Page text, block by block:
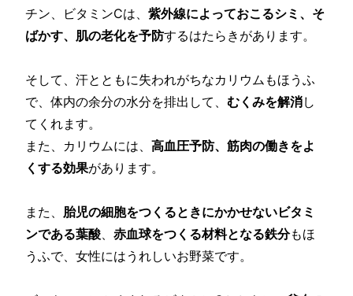
チン、ビタミンCは、紫外線によっておこるシミ、そ
ばかす、肌の老化を予防するはたらきがあります。
そして、汗とともに失われがちなカリウムもほうふ
で、体内の余分の水分を排出して、むくみを解消し
てくれます。
また、カリウムには、高血圧予防、筋肉の働きをよ
くする効果があります。
また、 胎児の細胞をつくるときにかかせないビタミ
ンである葉酸 、赤血球をつくる材料となる鉄分もほ
うふで、女性にはうれしいお野菜です。